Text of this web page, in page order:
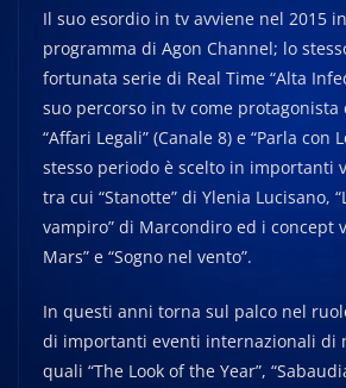
Il suo esordio in tv avviene nel 2015 in
programma di Agon Channel; lo
fortunata serie di Real Time “Alta
suo percorso in tv come
“Affari Legali” (Canale 8) e “Parla con
stesso periodo è scelto in importanti
tra cui “Stanotte” di Ylenia Lucisano,
vampiro” di Marcondiro ed i concept
Mars” e “Sogno nel vento”.
In questi anni torna sul palco nel
di importanti eventi internazionali di
quali “The Look of the Year”,